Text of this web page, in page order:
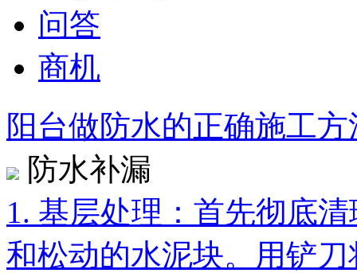
问答
商机
阳台做防水的正确施工
防水补漏
1. 基层处理：首先彻底
和松动的水泥块。用铲